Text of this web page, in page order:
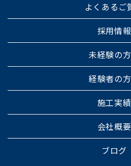
よくあるご
採用情報
未経験の
経験者の
施工実績
会社概要
ブログ